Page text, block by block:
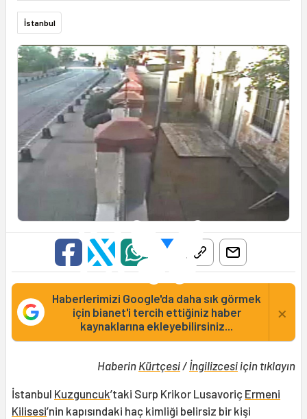
İstanbul
Haberlerimizi Google'da daha sık görmek
için bianet'i tercih ettiğiniz haber
kaynaklarına ekleyebilirsiniz...
×
Haberin Kürtçesi/ İngilizcesiiçin tıklayın
İstanbul Kuzguncuk’taki Surp Krikor Lusavoriç Ermeni
Kilisesi’nin kapısındaki haç kimliği belirsiz bir kişi